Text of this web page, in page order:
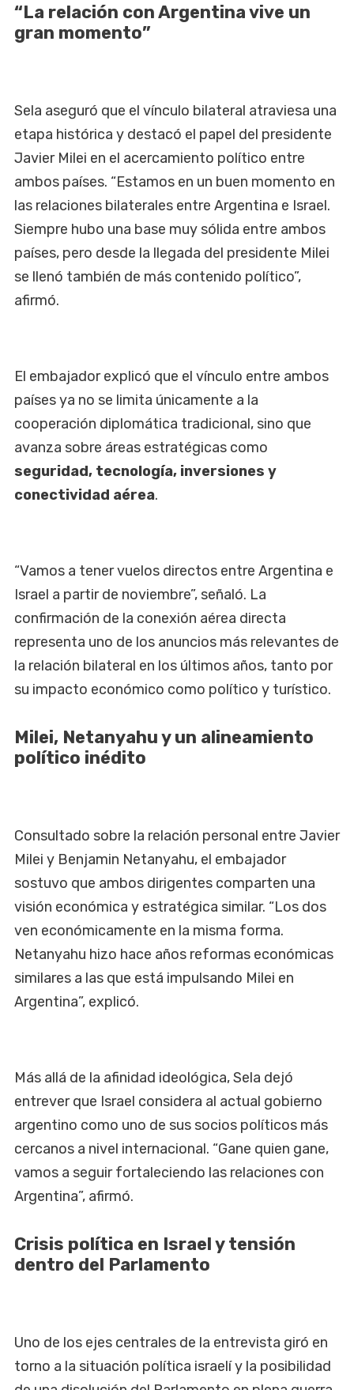
“La relación con Argentina vive un
gran momento”
Sela aseguró que el vínculo bilateral atraviesa una
etapa histórica y destacó el papel del presidente
Javier Milei en el acercamiento político entre
ambos países. “Estamos en un buen momento en
las relaciones bilaterales entre Argentina e Israel.
Siempre hubo una base muy sólida entre ambos
países, pero desde la llegada del presidente Milei
se llenó también de más contenido político”,
afirmó.
El embajador explicó que el vínculo entre ambos
países ya no se limita únicamente a la
cooperación diplomática tradicional, sino que
avanza sobre áreas estratégicas como
seguridad, tecnología, inversiones y
conectividad aérea.
“Vamos a tener vuelos directos entre Argentina e
Israel a partir de noviembre”, señaló. La
confirmación de la conexión aérea directa
representa uno de los anuncios más relevantes de
la relación bilateral en los últimos años, tanto por
su impacto económico como político y turístico.
Milei, Netanyahu y un alineamiento
político inédito
Consultado sobre la relación personal entre Javier
Milei y Benjamin Netanyahu, el embajador
sostuvo que ambos dirigentes comparten una
visión económica y estratégica similar. “Los dos
ven económicamente en la misma forma.
Netanyahu hizo hace años reformas económicas
similares a las que está impulsando Milei en
Argentina”, explicó.
Más allá de la afinidad ideológica, Sela dejó
entrever que Israel considera al actual gobierno
argentino como uno de sus socios políticos más
cercanos a nivel internacional. “Gane quien gane,
vamos a seguir fortaleciendo las relaciones con
Argentina”, afirmó.
Crisis política en Israel y tensión
dentro del Parlamento
Uno de los ejes centrales de la entrevista giró en
torno a la situación política israelí y la posibilidad